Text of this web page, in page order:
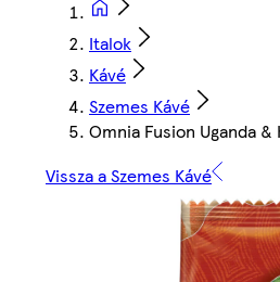
Italok
Kávé
Szemes Kávé
Omnia Fusion Uganda
Vissza a Szemes Kávé